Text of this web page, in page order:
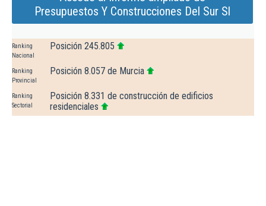
Presupuestos Y Construcciones Del Sur Sl
Ranking
Nacional
Posición 245.805
Ranking
Provincial
Posición 8.057 de Murcia
Ranking
Sectorial
Posición 8.331 de construcción de edificios
residenciales